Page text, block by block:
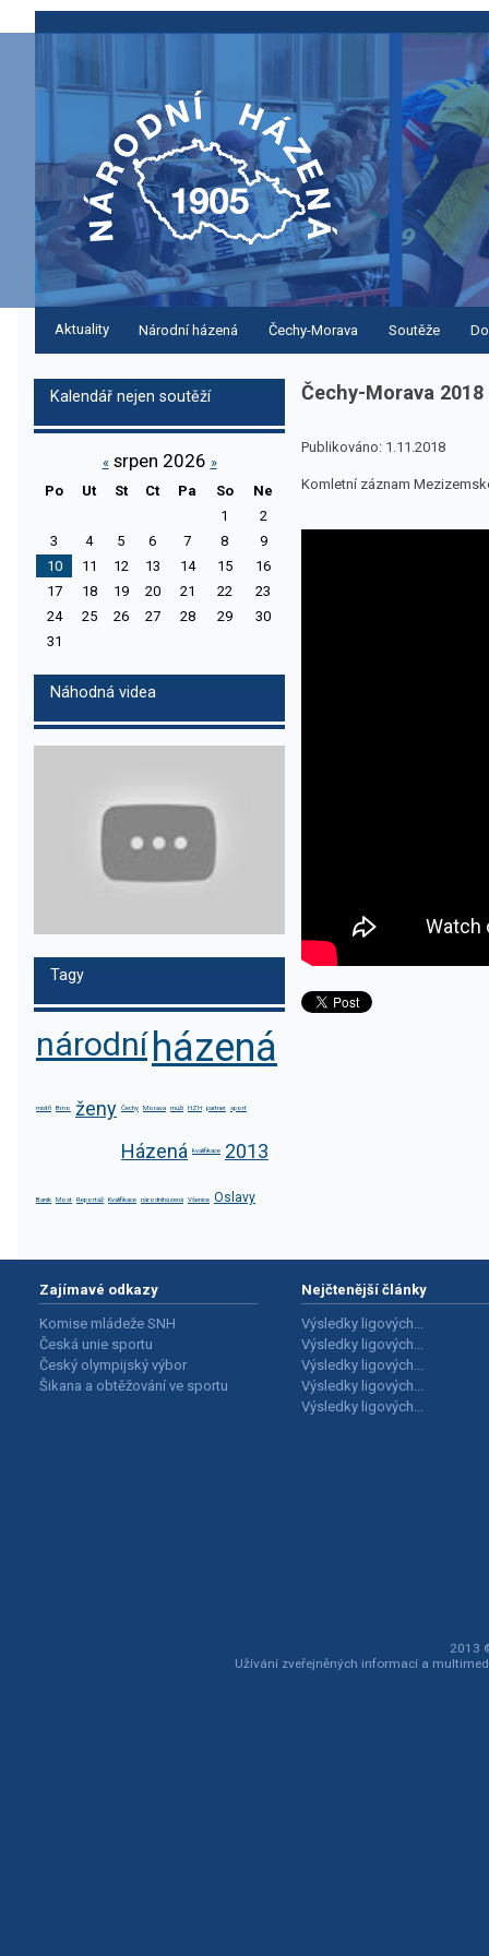
Aktuality Národní házená Čechy-Morava Soutěže
Kalendář nejen soutěží
«srpen 2026 »
Po
Ut St Ct Pa So
Ne
1
2
3
4 5 6 7 8
9
10
11 12 13 14 15
16
17
18 19 20 21 22
23
24
25 26 27 28 29
30
31
Náhodná videa
Tagy
národní házená
mistři Brno ženy Čechy Morava muži HZH partner sport
Házená kvalifikace 2013
Baník Most Reportáž Kvalifikace národníházená Všenice Oslavy
Čechy-Morava 2018
Publikováno: 1.11.2018
Komletní záznam
Zajímavé odkazy
Komise mládeže SNH
Česká unie sportu
Český olympijský výbor
Šikana a obtěžování ve sportu
Nejčtenější články
Výsledky ligových...
Výsledky ligových...
Výsledky ligových...
Výsledky ligových...
Výsledky ligových...
2013
Užívání zveřejněných informací a